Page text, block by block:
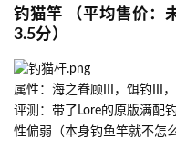
钓猫竿 （平均售价：
3.5分）
属性：海之眷顾III，饵钓III
评测：带了Lore的原版满配
性偏弱（本身钓鱼竿就不怎